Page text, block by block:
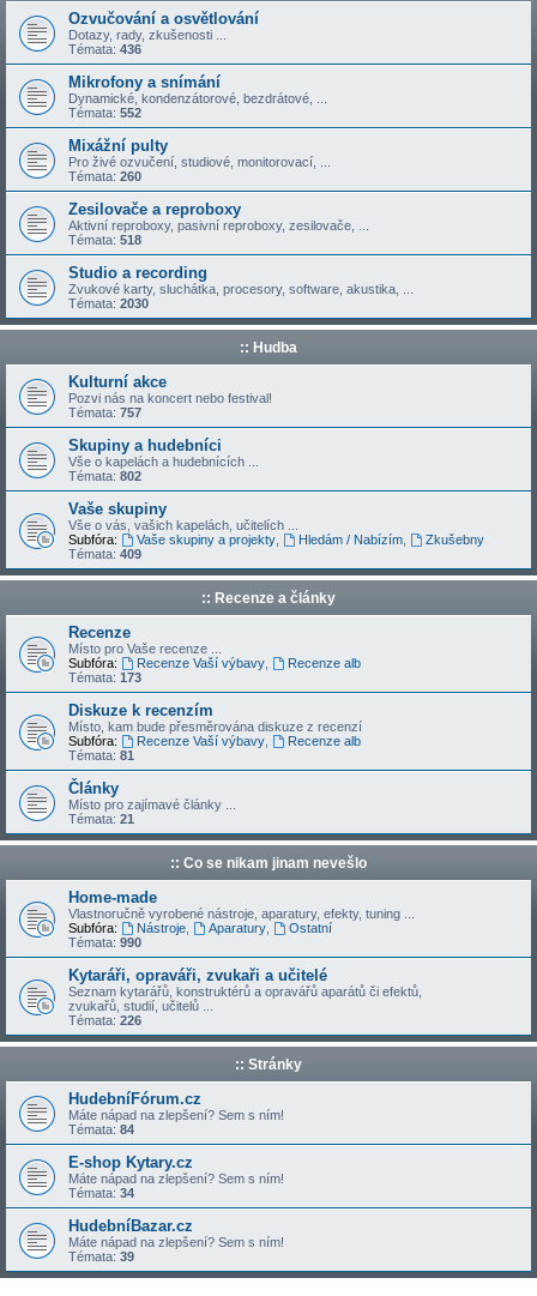
Ozvučování a osvětlování
Dotazy, rady, zkušenosti ...
Témata: 436
Mikrofony a snímání
Dynamické, kondenzátorové, bezdrátové, ...
Témata: 552
Mixážní pulty
Pro živé ozvučení, studiové, monitorovací, ...
Témata: 260
Zesilovače a reproboxy
Aktivní reproboxy, pasivní reproboxy, zesilovače, ...
Témata: 518
Studio a recording
Zvukové karty, sluchátka, procesory, software, akustika, ...
Témata: 2030
:: Hudba
Kulturní akce
Pozvi nás na koncert nebo festival!
Témata: 757
Skupiny a hudebníci
Vše o kapelách a hudebnících ...
Témata: 802
Vaše skupiny
Vše o vás, vašich kapelách, učitelích ...
Subfóra:
Vaše skupiny a projekty, Hledám / Nabízím,
Zkušebny
Témata: 409
:: Recenze a články
Recenze
Místo pro Vaše recenze ...
Subfóra:
Recenze Vaší výbavy,
Recenze alb
Témata: 173
Diskuze k recenzím
Místo, kam bude přesměrována diskuze z recenzí
Subfóra:
Recenze Vaší výbavy,
Recenze alb
Témata: 81
Články
Místo pro zajímavé články ...
Témata: 21
:: Co se nikam jinam nevešlo
Home-made
Vlastnoručně vyrobené nástroje, aparatury, efekty, tuning ...
Subfóra:
Nástroje, Aparatury,
Ostatní
Témata: 990
Kytaráři, opraváři, zvukaři a učitelé
Seznam kytarářů, konstruktérů a opravářů aparátů či efektů,
zvukařů, studií, učitelů ...
Témata: 226
:: Stránky
HudebníFórum.cz
Máte nápad na zlepšení? Sem s ním!
Témata: 84
E-shop Kytary.cz
Máte nápad na zlepšení? Sem s ním!
Témata: 34
HudebníBazar.cz
Máte nápad na zlepšení? Sem s ním!
Témata: 39